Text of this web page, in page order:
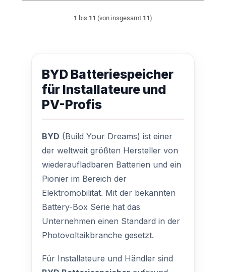
1 bis 11 (von insgesamt 11)
BYD Batteriespeicher
für Installateure und
PV-Profis
BYD (Build Your Dreams) ist einer
der weltweit größten Hersteller von
wiederaufladbaren Batterien und ein
Pionier im Bereich der
Elektromobilität. Mit der bekannten
Battery-Box Serie hat das
Unternehmen einen Standard in der
Photovoltaikbranche gesetzt.
Für Installateure und Händler sind